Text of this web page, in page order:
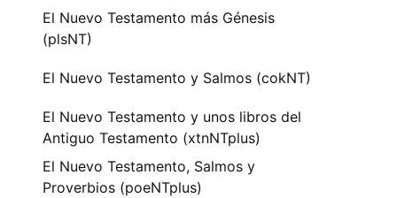
El Nuevo Testamento más Génesis
(plsNT)
El Nuevo Testamento y Salmos (cokNT)
El Nuevo Testamento y unos libros del
Antiguo Testamento (xtnNTplus)
El Nuevo Testamento, Salmos y
Proverbios (poeNTplus)